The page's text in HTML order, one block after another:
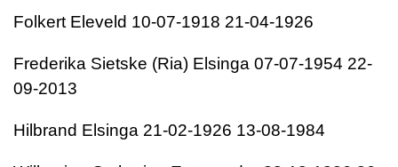
Folkert Eleveld 10-07-1918 21-04-1926
Frederika Sietske (Ria) Elsinga 07-07-1954 22-
09-2013
Hilbrand Elsinga 21-02-1926 13-08-1984